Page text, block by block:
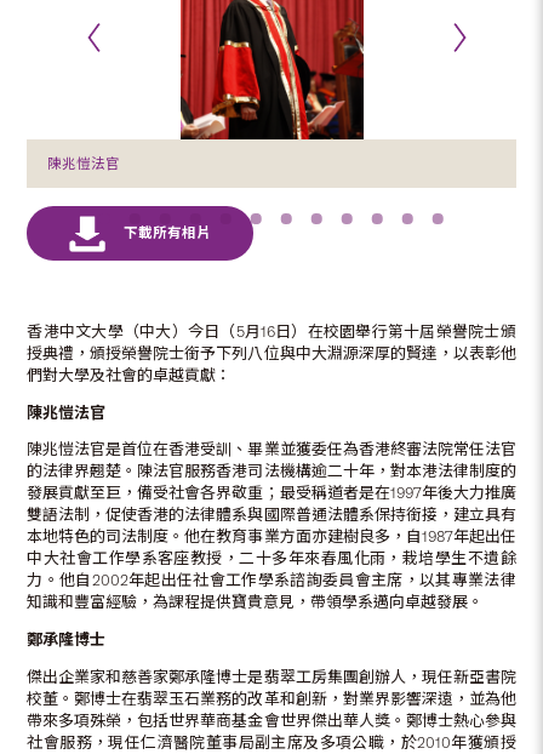
陳兆愷法官
香港中文大學（中大）今日（5月16日）在校園舉行第十屆榮譽院士頒
授典禮，頒授榮譽院士銜予下列八位與中大淵源深厚的賢達，以表彰他
們對大學及社會的卓越貢獻：
陳兆愷法官
陳兆愷法官是首位在香港受訓、畢業並獲委任為香港終審法院常任法官
的法律界翹楚。陳法官服務香港司法機構逾二十年，對本港法律制度的
發展貢獻至巨，備受社會各界敬重；最受稱道者是在1997年後大力推廣
雙語法制，促使香港的法律體系與國際普通法體系保持銜接，建立具有
本地特色的司法制度。他在教育事業方面亦建樹良多，自1987年起出任
中大社會工作學系客座教授，二十多年來春風化雨，栽培學生不遺餘
力。他自2002年起出任社會工作學系諮詢委員會主席，以其專業法律
知識和豐富經驗，為課程提供寶貴意見，帶領學系邁向卓越發展。
鄭承隆博士
傑出企業家和慈善家鄭承隆博士是翡翠工房集團創辦人，現任新亞書院
校董。鄭博士在翡翠玉石業務的改革和創新，對業界影響深遠，並為他
帶來多項殊榮，包括世界華商基金會世界傑出華人獎。鄭博士熱心參與
社會服務，現任仁濟醫院董事局副主席及多項公職，於2010年獲頒授